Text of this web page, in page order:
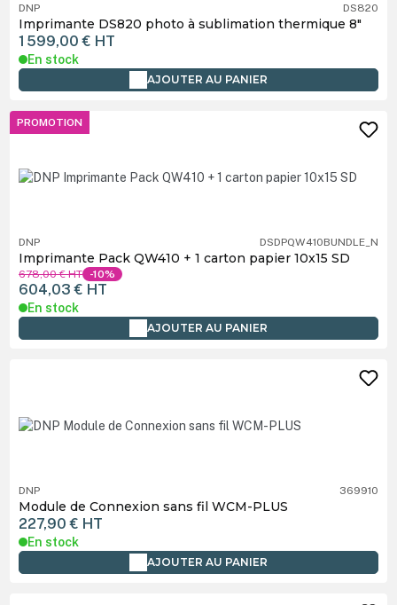
DNP DS820
Imprimante DS820 photo à sublimation thermique 8"
1 599,00 € HT
En stock
AJOUTER AU PANIER
PROMOTION
DNP DSDPQW410BUNDLE_N
Imprimante Pack QW410 + 1 carton papier 10x15 SD
678,00 €HT -10%
604,03 € HT
En stock
AJOUTER AU PANIER
DNP 369910
Module de Connexion sans fil WCM-PLUS
227,90 € HT
En stock
AJOUTER AU PANIER